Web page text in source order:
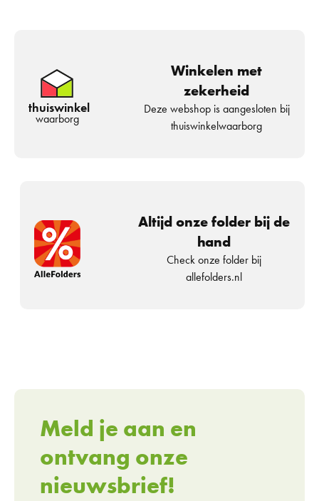
thuiswinkel
waarborg
Winkelen met
zekerheid
Deze webshop is aangesloten bij
thuiswinkelwaarborg
Altijd onze folder bij de
hand
Check onze folder bij
allefolders.nl
Meld je aan en
ontvang onze
nieuwsbrief!